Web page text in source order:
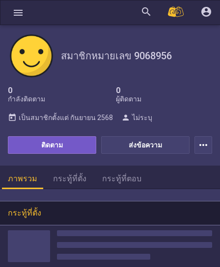
menu search account_circle
สมาชิกหมายเลข 9068956
0
กำลังติดตาม
0
ผู้ติดตาม
ส่งข้อความ
ติดตาม
today เป็นสมาชิกตั้งแต่ กันยายน 2568 person ไม่ระบุ
more_horiz
ภาพรวม กระทู้ที่ตั้ง กระทู้ที่ตอบ
กระทู้ที่ตั้ง